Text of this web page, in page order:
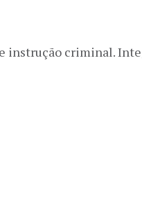
instrução criminal.